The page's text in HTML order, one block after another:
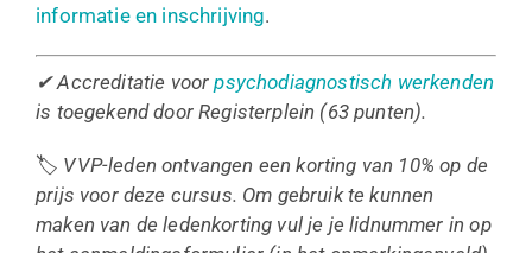
informatie en inschrijving.
✔ Accreditatie voorpsychodiagnostisch werkenden
is toegekend door Registerplein (63 punten).
🏷️ VVP-leden ontvangen een korting van 10% op de
prijs voor deze cursus. Om gebruik te kunnen
maken van de ledenkorting vul je je lidnummer in op